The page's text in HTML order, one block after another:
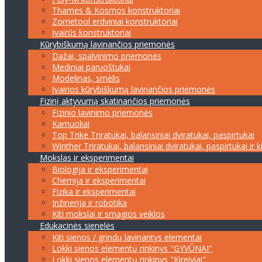
Thames & Kosmos konstruktoriai
Zometool erdviniai konstruktoriai
Įvairūs konstruktoriai
Kūrybiškumą lavinančios priemonės
Dažai, spalvinimo priemonės
Mediniai paruoštukai
Modelinas, smėlis
Įvairios kūrybiškumą lavinančios priemonės
Fizinį aktyvumą skatinančios priemonės
Fizinio lavinimo priemonės
Kamuoliai
Top Trike Triratukai, balansiniai dviratukai, paspirtukai
Winther Triratukai, balansiniai dviratukai, paspirtukai ir
Mokslas ir eksperimentai
Biologija ir eksperimentai
Chemija ir eksperimentai
Fizika ir eksperimentai
Inžinerija ir robotika
Kiti mokslai ir smagios veiklos
Edukacinės sienelės
Kiti sienos / grindų lavinantys elementai
Lokki sienos elementų rinkinys "GYVŪNAI"
Lokki sienos elementų rinkinys "Jūreiviai"